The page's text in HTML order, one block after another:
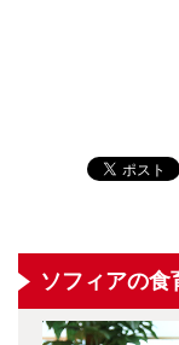
ソフィアの食